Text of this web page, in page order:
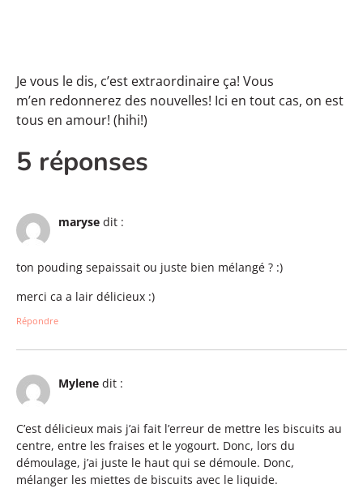
Je vous le dis, c’est extraordinaire ça! Vous
m’en redonnerez des nouvelles! Ici en tout cas, on est
tous en amour! (hihi!)
5 réponses
maryse dit :
ton pouding sepaissait ou juste bien mélangé ? :)
merci ca a lair délicieux :)
Répondre
Mylene dit :
C’est délicieux mais j’ai fait l’erreur de mettre les biscuits au
centre, entre les fraises et le yogourt. Donc, lors du
démoulage, j’ai juste le haut qui se démoule. Donc,
mélanger les miettes de biscuits avec le liquide.